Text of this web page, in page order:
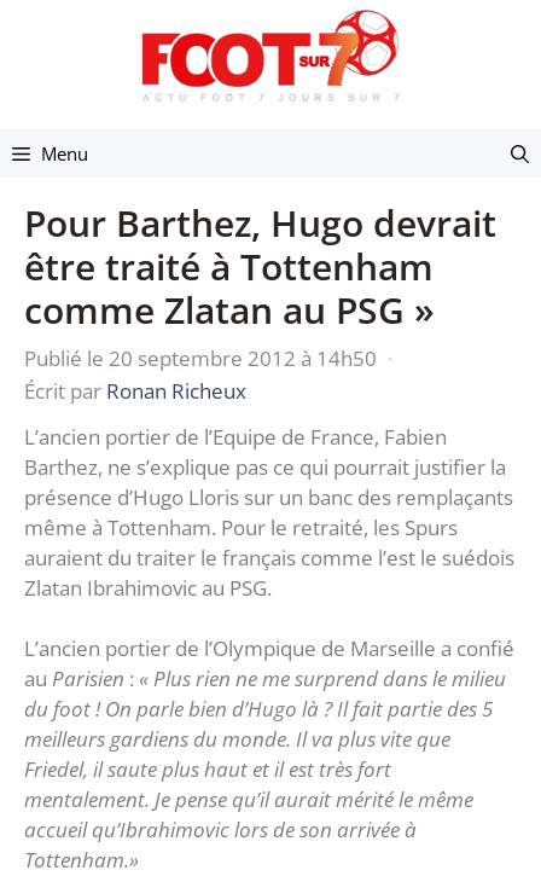
Menu
Pour Barthez, Hugo devrait
être traité à Tottenham
comme Zlatan au PSG »
Publié le 20 septembre 2012 à 14h50 ·
Écrit par Ronan Richeux
L’ancien portier de l’Equipe de France, Fabien
Barthez, ne s’explique pas ce qui pourrait justifier la
présence d’Hugo Lloris sur un banc des remplaçants
même à Tottenham. Pour le retraité, les Spurs
auraient du traiter le français comme l’est le suédois
Zlatan Ibrahimovic au PSG.
L’ancien portier de l’Olympique de Marseille a confié
au Parisien : « Plus rien ne me surprend dans le milieu
du foot ! On parle bien d’Hugo là ? Il fait partie des 5
meilleurs gardiens du monde. Il va plus vite que
Friedel, il saute plus haut et il est très fort
mentalement. Je pense qu’il aurait mérité le même
accueil qu’Ibrahimovic lors de son arrivée à
Tottenham.»